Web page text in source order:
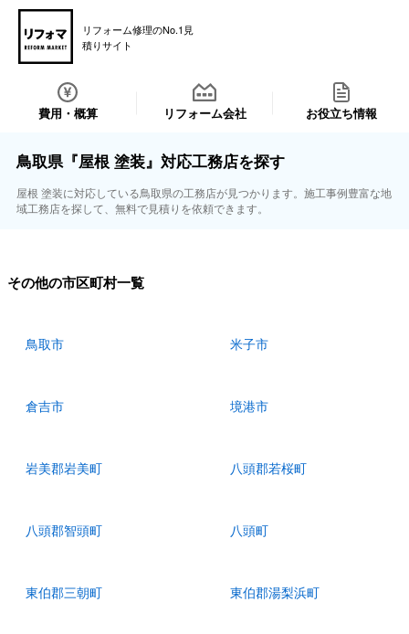
リフォーム修理のNo.1見
積りサイト
費用・概算 リフォーム会社 お役立ち情報
鳥取県『屋根 塗装』対応工務店を探す
屋根 塗装に対応している鳥取県の工務店が見つかります。施工事例豊富な地
域工務店を探して、無料で見積りを依頼できます。
その他の市区町村一覧
鳥取市 米子市
倉吉市 境港市
岩美郡岩美町 八頭郡若桜町
八頭郡智頭町 八頭町
東伯郡三朝町 東伯郡湯梨浜町